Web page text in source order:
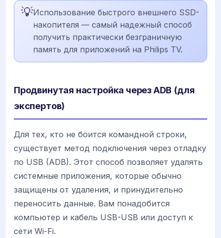
💡Использование быстрого внешнего SSD-
накопителя — самый надежный способ
получить практически безграничную
память для приложений на Philips TV.
Продвинутая настройка через ADB (для
экспертов)
Для тех, кто не боится командной строки,
существует метод подключения через отладку
по USB (ADB). Этот способ позволяет удалять
системные приложения, которые обычно
защищены от удаления, и принудительно
переносить данные. Вам понадобится
компьютер и кабель USB-USB или доступ к
сети Wi-Fi.